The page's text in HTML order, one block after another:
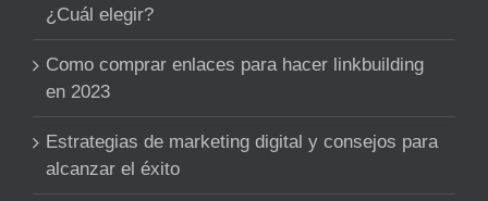
¿Cuál elegir?
Como comprar enlaces para hacer linkbuilding
en 2023
Estrategias de marketing digital y consejos para
alcanzar el éxito